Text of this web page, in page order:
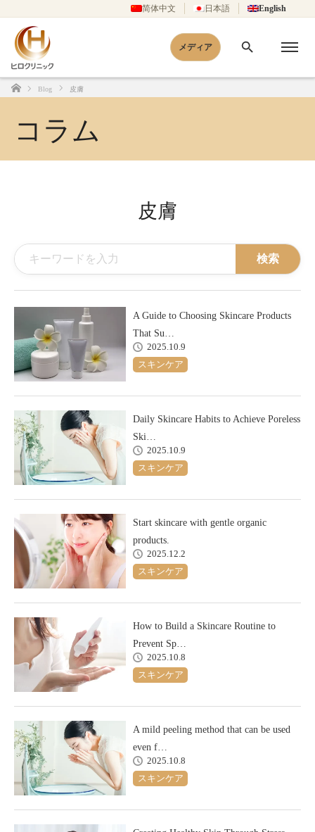
简体中文 日本語 English
メディア
Home
Blog 皮膚
コラム
皮膚
検索
A Guide to Choosing Skincare Products
That Su…
2025.10.9
スキンケア
Daily Skincare Habits to Achieve Poreless
Ski…
2025.10.9
スキンケア
Start skincare with gentle organic
products.
2025.12.2
スキンケア
How to Build a Skincare Routine to
Prevent Sp…
2025.10.8
スキンケア
A mild peeling method that can be used
even f…
2025.10.8
スキンケア